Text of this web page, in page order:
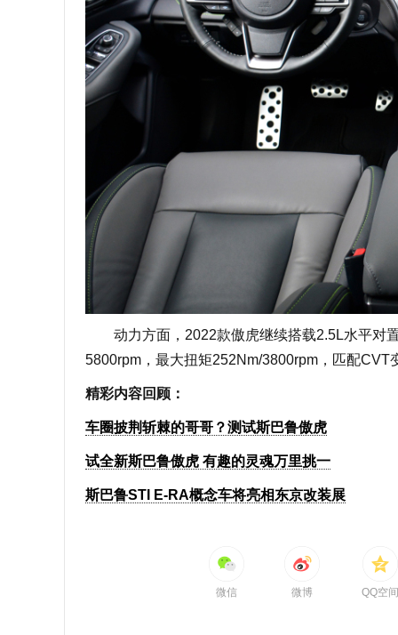
动力方面，2022款傲虎继续搭载2.5L水平对
5800rpm，最大扭矩252Nm/3800rpm，匹配CVT
精彩内容回顾：
车圈披荆斩棘的哥哥？测试斯巴鲁傲虎
试全新斯巴鲁傲虎 有趣的灵魂万里挑一
斯巴鲁STI E-RA概念车将亮相东京改装展
微信 微博 QQ空间